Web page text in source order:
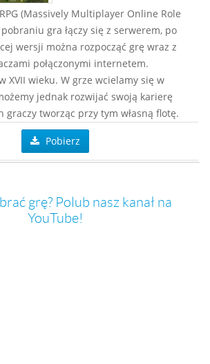
(Massively Multiplayer Online Role
gra łączy się z serwerem, po
wersji można rozpocząć grę wraz z
połączonymi internetem.
XVII wieku. W grze wcielamy się w
jednak rozwijać swoją karierę
tworząc przy tym własną flotę.
Pobierz
grę? Polub nasz kanał na
YouTube!